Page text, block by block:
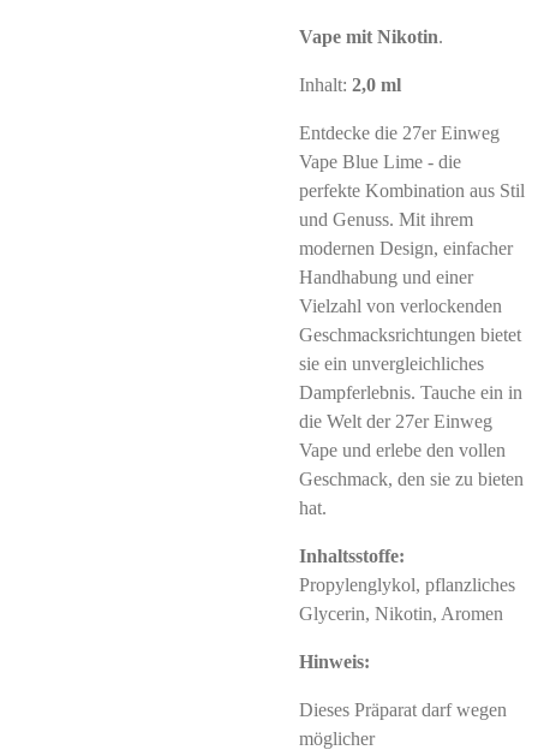
Vape mit Nikotin.
Inhalt: 2,0 ml
Entdecke die 27er Einweg
Vape Blue Lime - die
perfekte Kombination aus Stil
und Genuss. Mit ihrem
modernen Design, einfacher
Handhabung und einer
Vielzahl von verlockenden
Geschmacksrichtungen bietet
sie ein unvergleichliches
Dampferlebnis. Tauche ein in
die Welt der 27er Einweg
Vape und erlebe den vollen
Geschmack, den sie zu bieten
hat.
Inhaltsstoffe:
Propylenglykol, pflanzliches
Glycerin, Nikotin, Aromen
Hinweis:
Dieses Präparat darf wegen
möglicher